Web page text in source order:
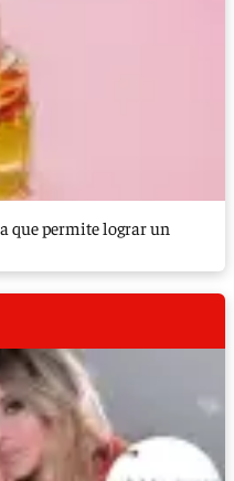
que permite lograr un